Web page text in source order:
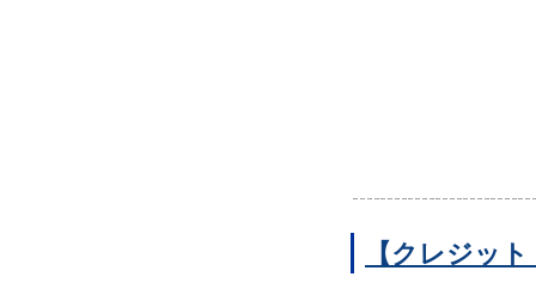
【クレジッ